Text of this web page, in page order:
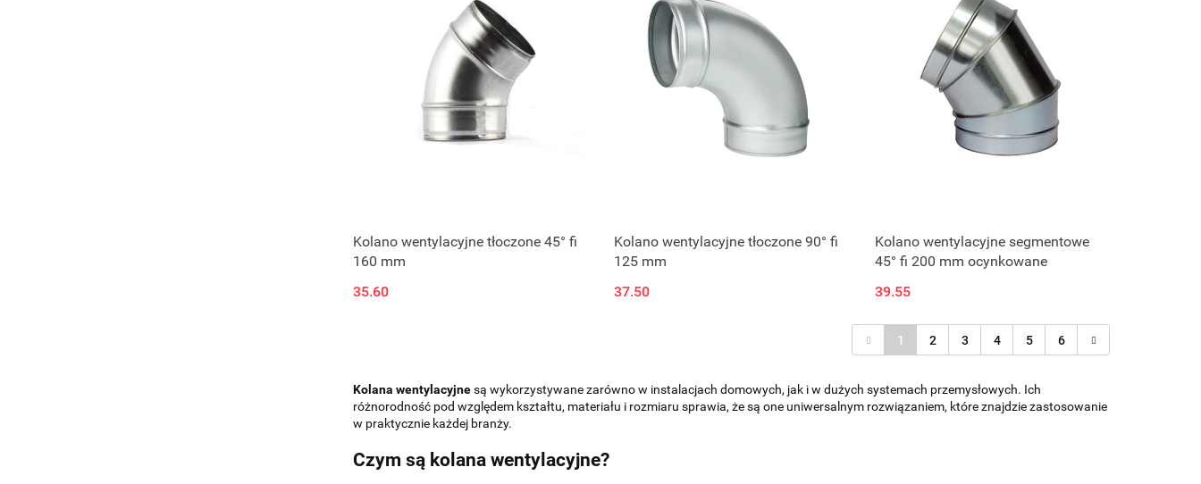
Kolano wentylacyjne tłoczone 45° fi
160 mm
35.60
Kolano wentylacyjne tłoczone 90° fi
125 mm
37.50
Kolano wentylacyjne segmentowe
45° fi 200 mm ocynkowane
39.55
1 2 3 4 5 6
Kolana wentylacyjnesą wykorzystywane zarówno w instalacjach domowych, jak i w dużych systemach przemysłowych. Ich
różnorodność pod względem kształtu, materiału i rozmiaru sprawia, że są one uniwersalnym rozwiązaniem, które znajdzie zastosowanie
w praktycznie każdej branży.
Czym są kolana wentylacyjne?